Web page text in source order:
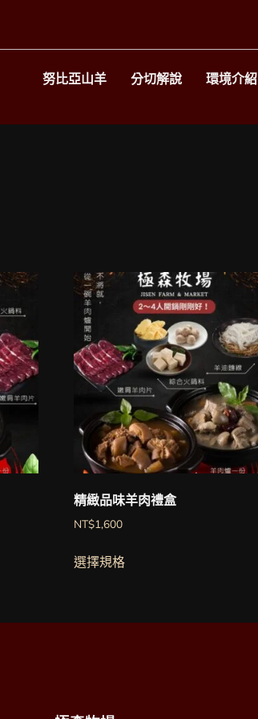
努比亞山羊 分切解說 環境介紹
精緻品味羊肉禮盒
NT$1,600
選擇規格